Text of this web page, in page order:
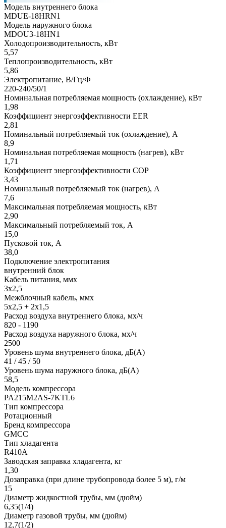
Модель внутреннего блока
MDUE-18HRN1
Модель наружного блока
MDOU3-18HN1
Холодопроизводительность, кВт
5,57
Теплопроизводительность, кВт
5,86
Электропитание, В/Гц/Ф
220-240/50/1
Номинальная потребляемая мощность (охлаждение), кВт
1,98
Коэффициент энергоэффективности EER
2,81
Номинальный потребляемый ток (охлаждение), А
8,9
Номинальная потребляемая мощность (нагрев), кВт
1,71
Коэффициент энергоэффективности COP
3,43
Номинальный потребляемый ток (нагрев), А
7,6
Максимальная потребляемая мощность, кВт
2,90
Максимальный потребляемый ток, А
15,0
Пусковой ток, А
38,0
Подключение электропитания
внутренний блок
Кабель питания, ммx
3х2,5
Межблочный кабель, ммx
5х2,5 + 2х1,5
Расход воздуха внутреннего блока, мx/ч
820 - 1190
Расход воздуха наружного блока, мx/ч
2500
Уровень шума внутреннего блока, дБ(А)
41 / 45 / 50
Уровень шума наружного блока, дБ(А)
58,5
Модель компрессора
PA215M2AS-7KTL6
Тип компрессора
Ротационный
Бренд компрессора
GMCC
Тип хладагента
R410A
Заводская заправка хладагента, кг
1,30
Дозаправка (при длине трубопровода более 5 м), г/м
15
Диаметр жидкостной трубы, мм (дюйм)
6,35(1/4)
Диаметр газовой трубы, мм (дюйм)
12,7(1/2)